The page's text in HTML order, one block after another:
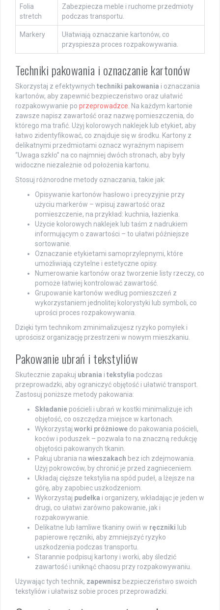
Folia
stretch
Zabezpiecza meble i ruchome przedmioty
podczas transportu.
Markery
Ułatwiają oznaczanie kartonów, co
przyspiesza proces rozpakowywania.
Techniki pakowania i oznaczanie kartonów
Skorzystaj z efektywnych techniki pakowania i oznaczania
kartonów, aby zapewnić bezpieczeństwo oraz ułatwić
rozpakowywanie po przeprowadzce. Na każdym kartonie
zawsze napisz zawartość oraz nazwę pomieszczenia, do
którego ma trafić. Użyj kolorowych naklejek lub etykiet, aby
łatwo zidentyfikować, co znajduje się w środku. Kartony z
delikatnymi przedmiotami oznacz wyraźnym napisem
“Uwaga szkło” na co najmniej dwóch stronach, aby były
widoczne niezależnie od położenia kartonu.
Stosuj różnorodne metody oznaczania, takie jak:
Opisywanie kartonów hasłowo i precyzyjnie przy
użyciu markerów – wpisuj zawartość oraz
pomieszczenie, na przykład: kuchnia, łazienka.
Użycie kolorowych naklejek lub taśm z nadrukiem
informującym o zawartości – to ułatwi późniejsze
sortowanie.
Oznaczanie etykietami samoprzylepnymi, które
umożliwiają czytelne i estetyczne opisy.
Numerowanie kartonów oraz tworzenie listy rzeczy, co
pomoże łatwiej kontrolować zawartość.
Grupowanie kartonów według pomieszczeń z
wykorzystaniem jednolitej kolorystyki lub symboli, co
uprości proces rozpakowywania.
Dzięki tym technikom zminimalizujesz ryzyko pomyłek i
uprościsz organizację przestrzeni w nowym mieszkaniu.
Pakowanie ubrań i tekstyliów
Skutecznie zapakuj ubrania i tekstylia podczas
przeprowadzki, aby ograniczyć objętość i ułatwić transport.
Zastosuj poniższe metody pakowania:
Składanie pościeli i ubrań w kostki minimalizuje ich
objętość, co oszczędza miejsce w kartonach.
Wykorzystaj worki próżniowe do pakowania pościeli,
koców i poduszek – pozwala to na znaczną redukcję
objętości pakowanych tkanin.
Pakuj ubrania na wieszakach bez ich zdejmowania.
Użyj pokrowców, by chronić je przed zagnieceniem.
Układaj cięższe tekstylia na spód pudeł, a lżejsze na
górę, aby zapobiec uszkodzeniom.
Wykorzystaj pudełka i organizery, wkładając je jeden w
drugi, co ułatwi zarówno pakowanie, jak i
rozpakowywanie.
Delikatne lub łamliwe tkaniny owiń w ręczniki lub
papierowe ręczniki, aby zmniejszyć ryzyko
uszkodzenia podczas transportu.
Starannie podpisuj kartony i worki, aby śledzić
zawartość i uniknąć chaosu przy rozpakowywaniu.
Używając tych technik, zapewnisz bezpieczeństwo swoich
tekstyliów i ułatwisz sobie proces przeprowadzki.